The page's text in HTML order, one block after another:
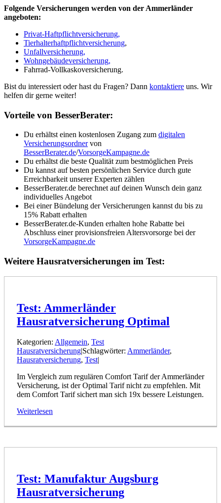
Folgende Versicherungen werden von der Ammerländer
angeboten:
Privat-Haftpflichtversicherung,
Tierhalterhaftpflichtversicherung,
Unfallversicherung,
Wohngebäudeversicherung,
Fahrrad-Vollkaskoversicherung.
Bist du interessiert oder hast du Fragen? Dann kontaktiere uns. Wir
helfen dir gerne weiter!
Vorteile von BesserBerater:
Du erhältst einen kostenlosen Zugang zum digitalen
Versicherungsordnervon
BesserBerater.de/VorsorgeKampagne.de
Du erhältst die beste Qualität zum bestmöglichen Preis
Du kannst auf besten persönlichen Service durch gute
Erreichbarkeit unserer Experten zählen
BesserBerater.de berechnet auf deinen Wunsch dein ganz
individuelles Angebot
Bei einer Bündelung der Versicherungen kannst du bis zu
15% Rabatt erhalten
BesserBerater.de-Kunden erhalten hohe Rabatte bei
Abschluss einer provisionsfreien Altersvorsorge bei der
VorsorgeKampagne.de
Weitere Hausratversicherungen im Test:
Test: Ammerländer
Hausratversicherung Optimal
Kategorien: Allgemein, Test
Hausratversicherung Schlagwörter: Ammerländer,
Hausratversicherung, Test|
Im Vergleich zum regulären Comfort Tarif der Ammerländer
Versicherung, ist der Optimal Tarif nicht zu empfehlen. Mit
dem Comfort Tarif sichert man sich 19x bessere Leistungen.
Weiterlesen
Test: Manufaktur Augsburg
Hausratversicherung